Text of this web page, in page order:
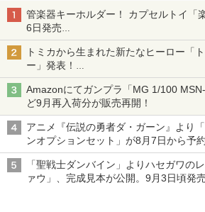
管楽器キーホルダー！ カプセルトイ「
6日発売
チューバ、テナサクなど5種各3色
トミカから生まれた新たなヒーロー「
ー」発表！
詳細は後日公開予定
Amazonにてガンプラ「MG 1/100
ど9月再入荷分が販売再開！
アニメ『伝説の勇者ダ・ガーン』より
ンオプションセット」が8月7日から予
「聖戦士ダンバイン」よりハセガワの
ァウ」、完成見本が公開。9月3日頃発